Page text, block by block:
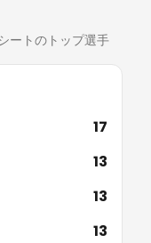
ートのトップ選手
17
13
13
13